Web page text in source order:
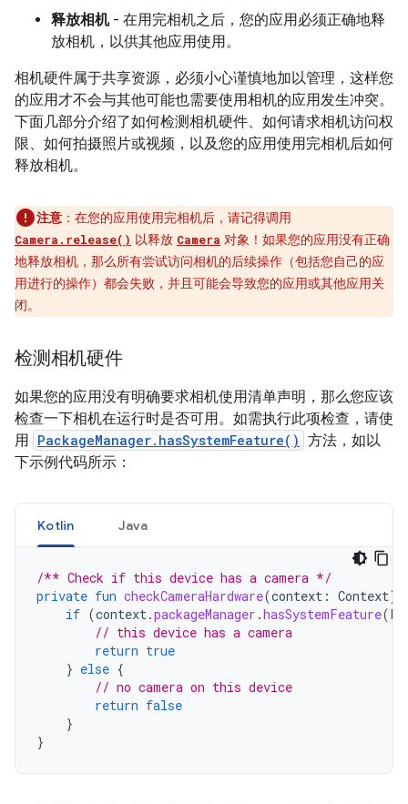
释放相机- 在用完相机之后，您的应用必须正确地释
放相机，以供其他应用使用。
相机硬件属于共享资源，必须小心谨慎地加以管理，这样您
的应用才不会与其他可能也需要使用相机的应用发生冲突。
下面几部分介绍了如何检测相机硬件、如何请求相机访问权
限、如何拍摄照片或视频，以及您的应用使用完相机后如何
释放相机。
注意 ：在您的应用使用完相机后，请记得调用
Camera.release() 以释放 Camera 对象！如果您的应用没有正确
地释放相机，那么所有尝试访问相机的后续操作（包括您自己的应
用进行的操作）都会失败，并且可能会导致您的应用或其他应用关
闭。
检测相机硬件
如果您的应用没有明确要求相机使用清单声明，那么您应该
检查一下相机在运行时是否可用。如需执行此项检查，请使
用 PackageManager.hasSystemFeature() 方法，如以
下示例代码所示：
Kotlin Java
/** Check if this device has a camera */
private fun checkCameraHardware(context : Context):
if (context.packageManager .hasSystemFeature(
// this device has a camera
return true
} else {
// no camera on this device
return false
}
}